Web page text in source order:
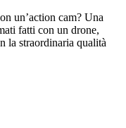
un’action cam? Una
fatti con un drone,
la straordinaria qualità